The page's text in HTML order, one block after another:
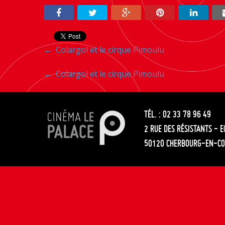
Navigation
entre
les
articles
← Colargol et le cirque Pimoulu
Navigation
entre
les
articles
←Colargol et le cirque Pimoulu
TÉL. : 02 33 78 96 49
2 RUE DES RÉSISTANTS -
50120 CHERBOURG-EN-